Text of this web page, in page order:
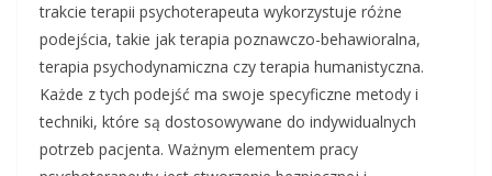
trakcie terapii psychoterapeuta wykorzystuje różne
podejścia, takie jak terapia poznawczo-behawioralna,
terapia psychodynamiczna czy terapia humanistyczna.
Każde z tych podejść ma swoje specyficzne metody i
techniki, które są dostosowywane do indywidualnych
potrzeb pacjenta. Ważnym elementem pracy